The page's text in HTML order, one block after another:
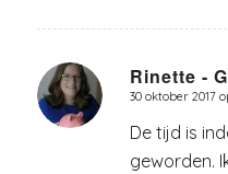
Rinette -
zegt:
30 oktober 2017
De tijd is
geworden.